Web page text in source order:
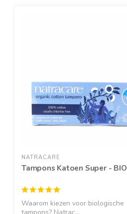
NATRACARE
Tampons Katoen Super - BIO
Waarom kiezen voor biologische